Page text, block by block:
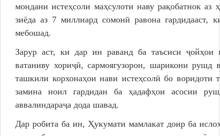
мондани истеҳсоли маҳсулоти наву рақобатнок аз
зиёда аз 7 миллиард сомонӣ равона гардидааст,
мебошад.
Зарур аст, ки дар ин раванд ба таъсиси
ватаниву хориҷӣ, сармоягузорон, шарикони рушд
ташкили корхонаҳои нави истеҳсолӣ бо воридоти
замина ноил гардидан ба ҳадафҳои асосии
аввалиндараҷа дода шавад.
Дар робита ба ин, Ҳукумати мамлакат доир ба